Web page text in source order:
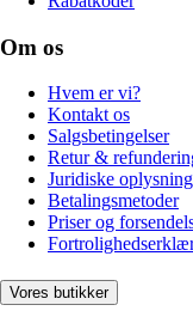
Om os
Hvem er vi?
Kontakt os
Salgsbetingelser
Retur &
Juridiske
Betalingsmetoder
Priser og
Vores butikker